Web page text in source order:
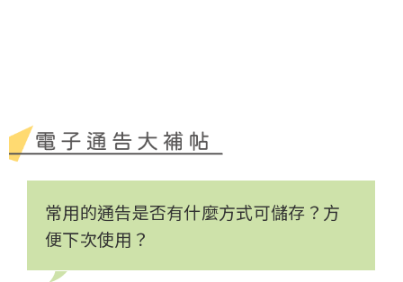
常用的通告是否有什麼方式可儲存？方
便下次使用？